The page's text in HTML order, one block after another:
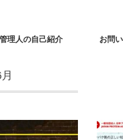
管理人の自己紹介 お問